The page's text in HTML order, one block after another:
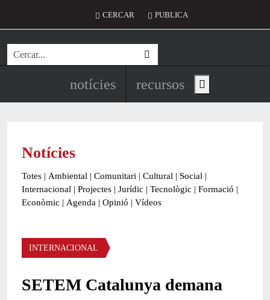
Menú del compte d'usuari
CERCAR PUBLICA
Cerca
Navegació principal de
notícies recursos Show main menu
Notícies
Totes | Ambiental | Comunitari | Cultural | Social |
Internacional | Projectes | Jurídic | Tecnològic | Formació |
Econòmic | Agenda | Opinió | Vídeos
Àmbit de la notícia
INTERNACIONAL
SETEM Catalunya demana